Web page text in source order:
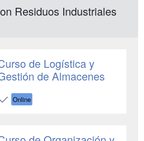
Residuos Industriales
de Logística y
de Almacenes
Online